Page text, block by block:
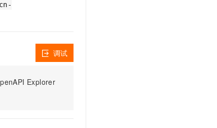
Explorer
调试
体编程平台
商机，让客服更高效、服务更出色。